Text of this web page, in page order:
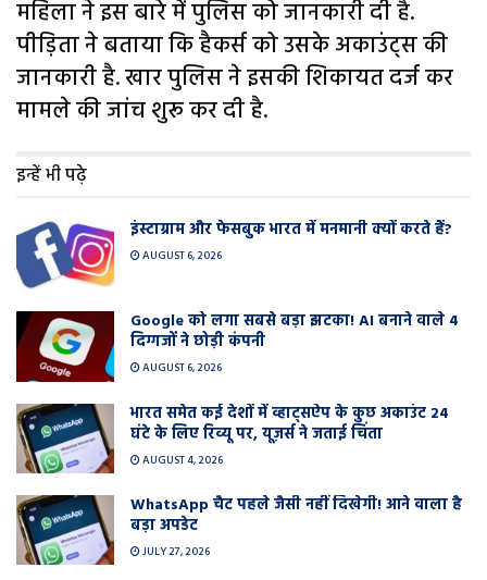
महिला ने इस बारे में पुलिस को जानकारी दी है.
पीड़िता ने बताया कि हैकर्स को उसके अकाउंट्स की
जानकारी है. खार पुलिस ने इसकी शिकायत दर्ज कर
मामले की जांच शुरू कर दी है.
इन्हें भी पढ़े
इंस्टाग्राम और फेसबुक भारत में मनमानी क्यों करते हैं?
AUGUST 6, 2026
Google को लगा सबसे बड़ा झटका! AI बनाने वाले 4
दिग्गजों ने छोड़ी कंपनी
AUGUST 6, 2026
भारत समेत कई देशों में व्हाट्सऐप के कुछ अकाउंट 24
घंटे के लिए रिव्यू पर, यूज़र्स ने जताई चिंता
AUGUST 4, 2026
WhatsApp चैट पहले जैसी नहीं दिखेगी! आने वाला है
बड़ा अपडेट
JULY 27, 2026